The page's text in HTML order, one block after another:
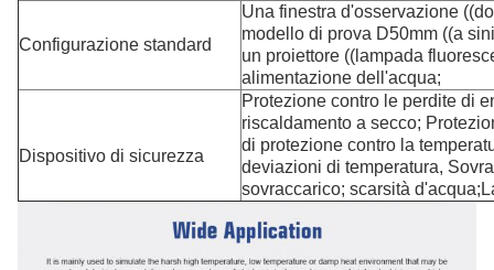
Configurazione standard
Una finestra d'osservazione
modello di prova D50mm ((a
un proiettore ((lampada
alimentazione dell'acqua;
Dispositivo di sicurezza
Protezione contro le perdite di
riscaldamento a secco;
di protezione contro la
deviazioni di temperatura,
sovraccarico; scarsità